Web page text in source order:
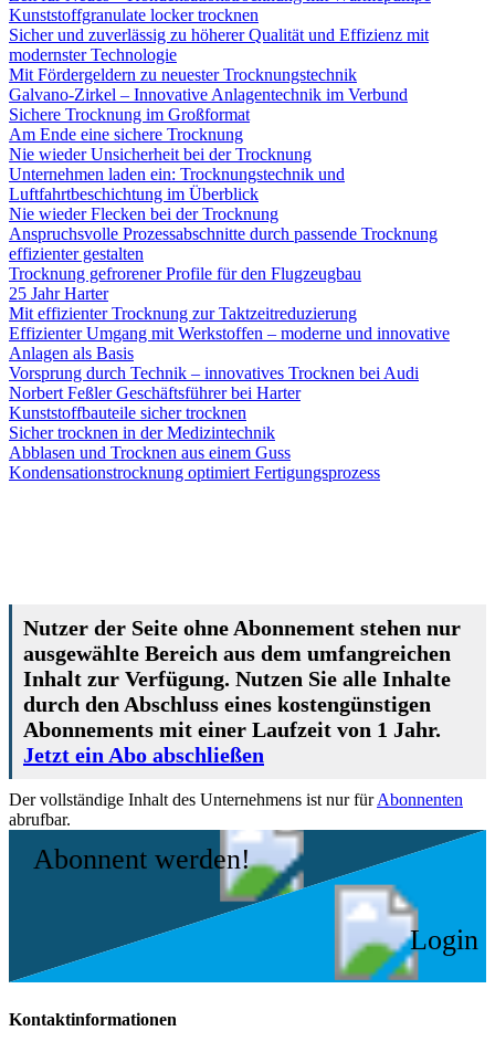
Kunststoffgranulate locker trocknen
Sicher und zuverlässig zu höherer Qualität und Effizienz mit
modernster Technologie
Mit Fördergeldern zu neuester Trocknungstechnik
Galvano-Zirkel – Innovative Anlagentechnik im Verbund
Sichere Trocknung im Großformat
Am Ende eine sichere Trocknung
Nie wieder Unsicherheit bei der Trocknung
Unternehmen laden ein: Trocknungstechnik und
Luftfahrtbeschichtung im Überblick
Nie wieder Flecken bei der Trocknung
Anspruchsvolle Prozessabschnitte durch passende Trocknung
effizienter gestalten
Trocknung gefrorener Profile für den Flugzeugbau
25 Jahr Harter
Mit effizienter Trocknung zur Taktzeitreduzierung
Effizienter Umgang mit Werkstoffen – moderne und innovative
Anlagen als Basis
Vorsprung durch Technik – innovatives Trocknen bei Audi
Norbert Feßler Geschäftsführer bei Harter
Kunststoffbauteile sicher trocknen
Sicher trocknen in der Medizintechnik
Abblasen und Trocknen aus einem Guss
Kondensationstrocknung optimiert ­Fertigungsprozess
Nutzer der Seite ohne Abonnement stehen nur
ausgewählte Bereich aus dem umfangreichen
Inhalt zur Verfügung. Nutzen Sie alle Inhalte
durch den Abschluss eines kostengünstigen
Abonnements mit einer Laufzeit von 1 Jahr.
Jetzt ein Abo abschließen
Der vollständige Inhalt des Unternehmens ist nur fürAbonnenten
abrufbar.
Abonnent werden!
Login
Kontaktinformationen